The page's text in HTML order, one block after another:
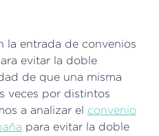
la entrada de convenios
evitar la doble
de que una misma
veces por distintos
a analizar el convenio
para evitar la doble